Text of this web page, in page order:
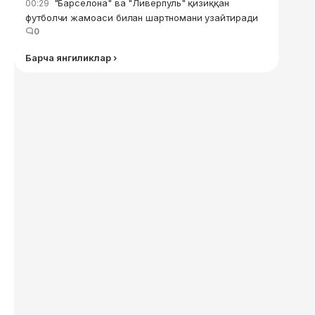
00:29 "Барселона" ва "Ливерпуль" қизиққан
футболчи жамоаси билан шартномани узайтиради
0
Барча янгиликлар ›